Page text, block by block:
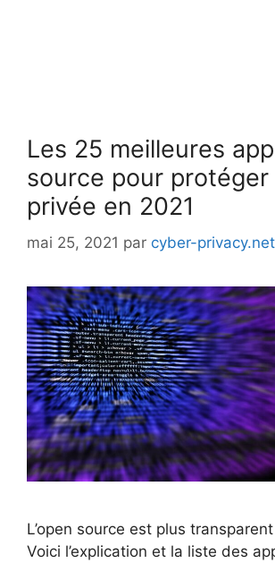
Les 25 meilleures
source pour protéger
privée en 2021
mai 25, 2021 par cyber-privacy.net
L’open source est plus
Voici l’explication et la liste des